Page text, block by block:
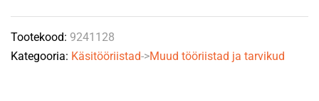
quantity
Tootekood: 9241128
Kategooria: Käsitööriistad->Muud tööriistad ja tarvikud